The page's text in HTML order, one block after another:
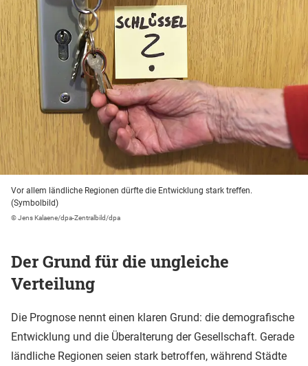
Vor allem ländliche Regionen dürfte die Entwicklung stark treffen.
(Symbolbild)
© Jens Kalaene/dpa-Zentralbild/dpa
Der Grund für die ungleiche
Verteilung
Die Prognose nennt einen klaren Grund: die demografische
Entwicklung und die Überalterung der Gesellschaft. Gerade
ländliche Regionen seien stark betroffen, während Städte